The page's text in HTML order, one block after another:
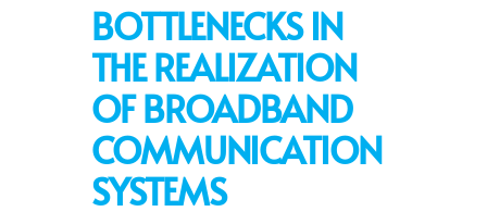
BOTTLENECKS IN
THE REALIZATION
OF BROADBAND
COMMUNICATION
SYSTEMS